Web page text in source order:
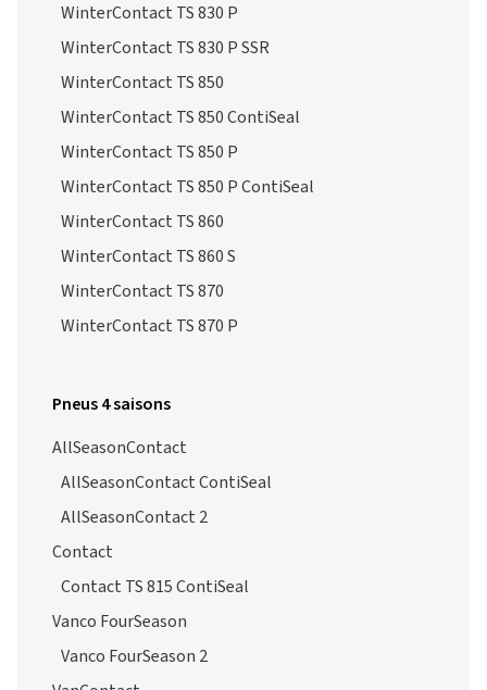
WinterContact TS 830 P
WinterContact TS 830 P SSR
WinterContact TS 850
WinterContact TS 850 ContiSeal
WinterContact TS 850 P
WinterContact TS 850 P ContiSeal
WinterContact TS 860
WinterContact TS 860 S
WinterContact TS 870
WinterContact TS 870 P
Pneus 4 saisons
AllSeasonContact
AllSeasonContact ContiSeal
AllSeasonContact 2
Contact
Contact TS 815 ContiSeal
Vanco FourSeason
Vanco FourSeason 2